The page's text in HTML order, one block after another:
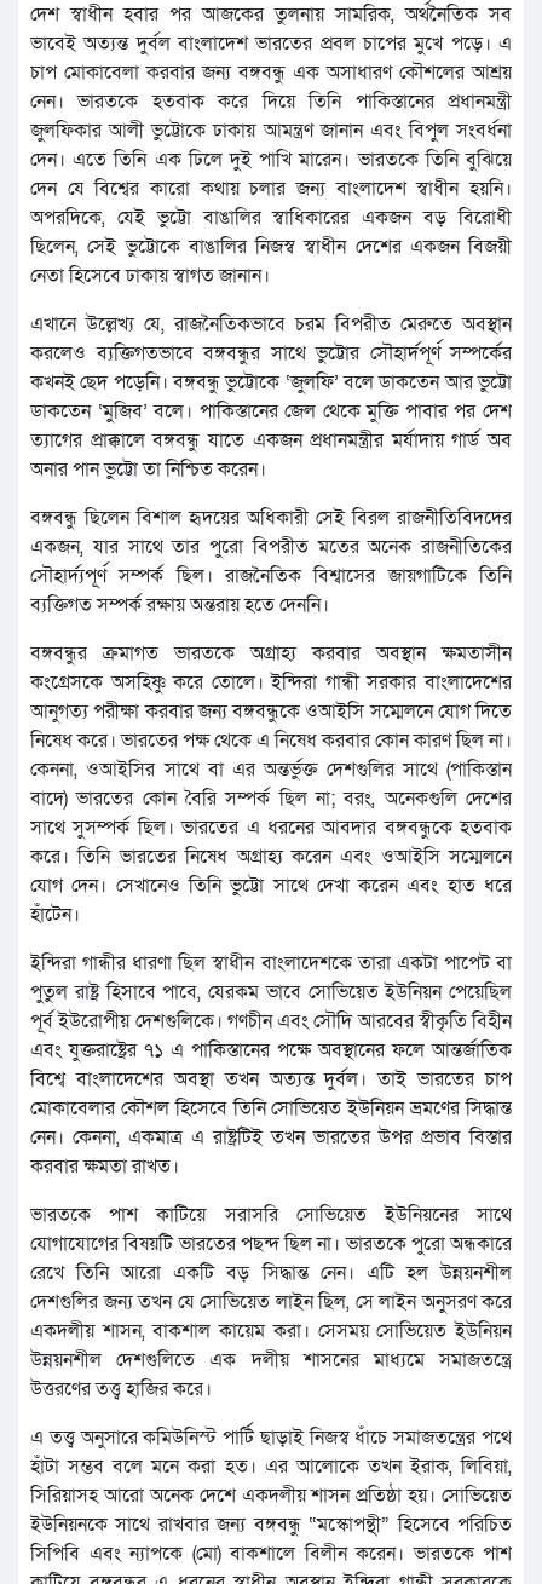
দেশ স্বাধীন হবার পর আজকের তুলনায় সামরিক, অর্থনৈতিক সব
ভাবেই অত্যন্ত দুর্বল বাংলাদেশ ভারতের প্রবল চাপের মুখে পড়ে। এ
চাপ মোকাবেলা করবার জন্য বঙ্গবন্ধু এক অসাধারণ কৌশলের আশ্রয়
নেন। ভারতকে হতবাক করে দিয়ে তিনি পাকিস্তানের প্রধানমন্ত্রী
জুলফিকার আলী ভুট্টোকে ঢাকায় আমন্ত্রণ জানান এবং বিপুল সংবর্ধনা
দেন। এতে তিনি এক ঢিলে দুই পাখি মারেন। ভারতকে তিনি বুঝিয়ে
দেন যে বিশ্বের কারো কথায় চলার জন্য বাংলাদেশ স্বাধীন হয়নি।
অপরদিকে, যেই ভুট্টো বাঙালির স্বাধিকারের একজন বড় বিরোধী
ছিলেন, সেই ভুট্টোকে বাঙালির নিজস্ব স্বাধীন দেশের একজন বিজয়ী
নেতা হিসেবে ঢাকায় স্বাগত জানান।
এখানে উল্লেখ্য যে, রাজনৈতিকভাবে চরম বিপরীত মেরুতে অবস্থান
করলেও ব্যক্তিগতভাবে বঙ্গবন্ধুর সাথে ভুট্টোর সৌহার্দপূর্ণ সম্পর্কের
কখনই ছেদ পড়েনি। বঙ্গবন্ধু ভুট্টোকে ‘জুলফি’ বলে ডাকতেন আর ভুট্টো
ডাকতেন ‘মুজিব’ বলে। পাকিস্তানের জেল থেকে মুক্তি পাবার পর দেশ
ত্যাগের প্রাক্কালে বঙ্গবন্ধু যাতে একজন প্রধানমন্ত্রীর মর্যাদায় গার্ড অব
অনার পান ভুট্টো তা নিশ্চিত করেন।
বঙ্গবন্ধু ছিলেন বিশাল হৃদয়ের অধিকারী সেই বিরল রাজনীতিবিদদের
একজন, যার সাথে তার পুরো বিপরীত মতের অনেক রাজনীতিকের
সৌহার্দ্যপূর্ণ সম্পর্ক ছিল। রাজনৈতিক বিশ্বাসের জায়গাটিকে তিনি
ব্যক্তিগত সম্পর্ক রক্ষায় অন্তরায় হতে দেননি।
বঙ্গবন্ধুর ক্রমাগত ভারতকে অগ্রাহ্য করবার অবস্থান ক্ষমতাসীন
কংগ্রেসকে অসহিষ্ণু করে তোলে। ইন্দিরা গান্ধী সরকার বাংলাদেশের
আনুগত্য পরীক্ষা করবার জন্য বঙ্গবন্ধুকে ওআইসি সম্মেলনে যোগ দিতে
নিষেধ করে। ভারতের পক্ষ থেকে এ নিষেধ করবার কোন কারণ ছিল না।
কেননা, ওআইসির সাথে বা এর অন্তর্ভুক্ত দেশগুলির সাথে (পাকিস্তান
বাদে) ভারতের কোন বৈরি সম্পর্ক ছিল না; বরং, অনেকগুলি দেশের
সাথে সুসম্পর্ক ছিল। ভারতের এ ধরনের আবদার বঙ্গবন্ধুকে হতবাক
করে। তিনি ভারতের নিষেধ অগ্রাহ্য করেন এবং ওআইসি সম্মেলনে
যোগ দেন। সেখানেও তিনি ভুট্টো সাথে দেখা করেন এবং হাত ধরে
হাঁটেন।
ইন্দিরা গান্ধীর ধারণা ছিল স্বাধীন বাংলাদেশকে তারা একটা পাপেট বা
পুতুল রাষ্ট্র হিসাবে পাবে, যেরকম ভাবে সোভিয়েত ইউনিয়ন পেয়েছিল
পূর্ব ইউরোপীয় দেশগুলিকে। গণচীন এবং সৌদি আরবের স্বীকৃতি বিহীন
এবং যুক্তরাষ্ট্রের ৭১ এ পাকিস্তানের পক্ষে অবস্থানের ফলে আন্তর্জাতিক
বিশ্বে বাংলাদেশের অবস্থা তখন অত্যন্ত দুর্বল। তাই ভারতের চাপ
মোকাবেলার কৌশল হিসেবে তিনি সোভিয়েত ইউনিয়ন ভ্রমণের সিদ্ধান্ত
নেন। কেননা, একমাত্র এ রাষ্ট্রটিই তখন ভারতের উপর প্রভাব বিস্তার
করবার ক্ষমতা রাখত।
ভারতকে পাশ কাটিয়ে সরাসরি সোভিয়েত ইউনিয়নের সাথে
যোগাযোগের বিষয়টি ভারতের পছন্দ ছিল না। ভারতকে পুরো অন্ধকারে
রেখে তিনি আরো একটি বড় সিদ্ধান্ত নেন। এটি হল উন্নয়নশীল
দেশগুলির জন্য তখন যে সোভিয়েত লাইন ছিল, সে লাইন অনুসরণ করে
একদলীয় শাসন, বাকশাল কায়েম করা। সেসময় সোভিয়েত ইউনিয়ন
উন্নয়নশীল দেশগুলিতে এক দলীয় শাসনের মাধ্যমে সমাজতন্ত্রে
উত্তরণের তত্ত্ব হাজির করে।
এ তত্ত্ব অনুসারে কমিউনিস্ট পার্টি ছাড়াই নিজস্ব ধাঁচে সমাজতন্ত্রের পথে
হাঁটা সম্ভব বলে মনে করা হত। এর আলোকে তখন ইরাক, লিবিয়া,
সিরিয়াসহ আরো অনেক দেশে একদলীয় শাসন প্রতিষ্ঠা হয়। সোভিয়েত
ইউনিয়নকে সাথে রাখবার জন্য বঙ্গবন্ধু “মস্কোপন্থী” হিসেবে পরিচিত
সিপিবি এবং ন্যাপকে (মো) বাকশালে বিলীন করেন। ভারতকে পাশ